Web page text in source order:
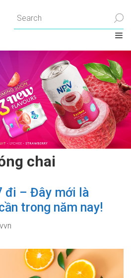
chai
đi – Đây mới là
trong năm nay!